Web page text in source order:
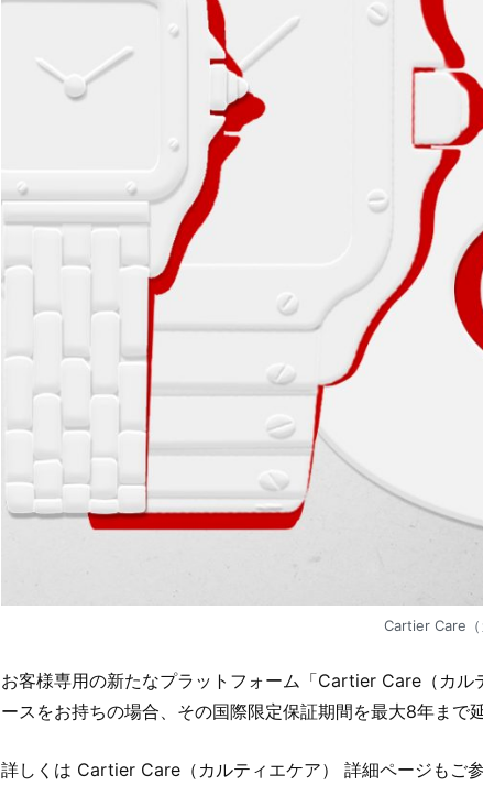
Cartier Care（
お客様専用の新たなプラットフォーム「Cartier Care（カ
ースをお持ちの場合、その国際限定保証期間を最大8年まで
詳しくは Cartier Care（カルティエケア） 詳細ページもご参